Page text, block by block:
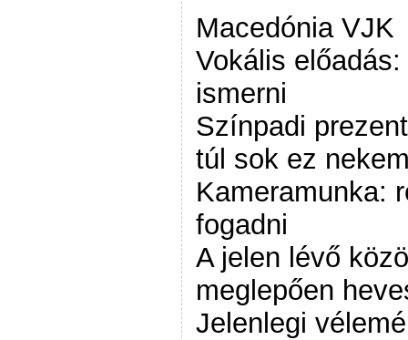
Macedónia VJK
Vokális
ismerni
Színpadi
túl sok ez
Kameramunka:
fogadni
A jelen lévő
meglepően
Jelenlegi